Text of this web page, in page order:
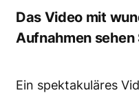
Das Video mit
Aufnahmen sehen
Ein spektakuläres